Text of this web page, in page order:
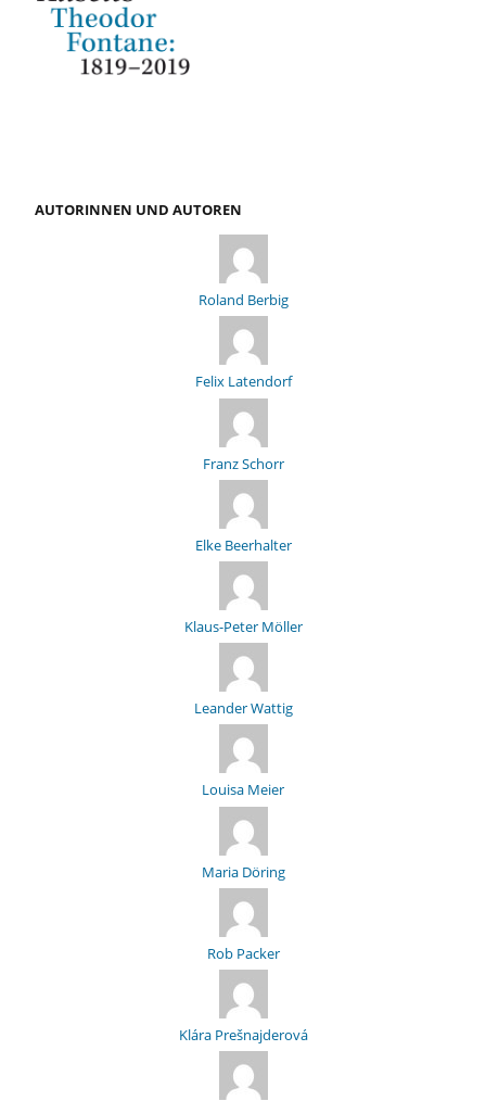
AUTORINNEN UND AUTOREN
Roland Berbig
Felix Latendorf
Franz Schorr
Elke Beerhalter
Klaus-Peter Möller
Leander Wattig
Louisa Meier
Maria Döring
Rob Packer
Klára Prešnajderová